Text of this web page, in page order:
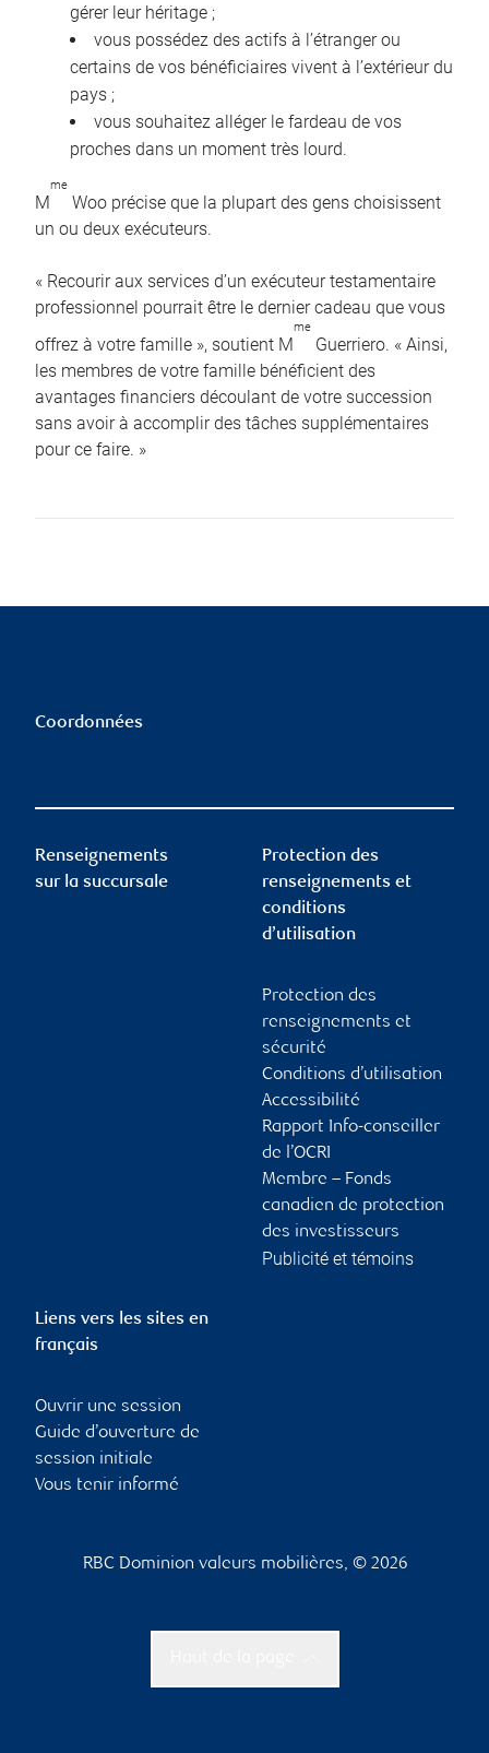
gérer leur héritage ;
vous possédez des actifs à l’étranger ou
certains de vos bénéficiaires vivent à l’extérieur du
pays ;
vous souhaitez alléger le fardeau de vos
proches dans un moment très lourd.
M
me
Woo précise que la plupart des gens choisissent
un ou deux exécuteurs.
« Recourir aux services d’un exécuteur testamentaire
professionnel pourrait être le dernier cadeau que vous
offrez à votre famille », soutient M
me
Guerriero. « Ainsi,
les membres de votre famille bénéficient des
avantages financiers découlant de votre succession
sans avoir à accomplir des tâches supplémentaires
pour ce faire. »
Coordonnées
Renseignements
sur la succursale
Protection des
renseignements et
conditions
d’utilisation
Protection des
renseignements et
sécurité
Conditions d’utilisation
Accessibilité
Rapport Info-conseiller
de l’OCRI
Membre – Fonds
canadien de protection
des investisseurs
Publicité et témoins
Liens vers les sites en
français
Ouvrir une session
Guide d’ouverture de
session initiale
Vous tenir informé
RBC Dominion valeurs mobilières, © 2026